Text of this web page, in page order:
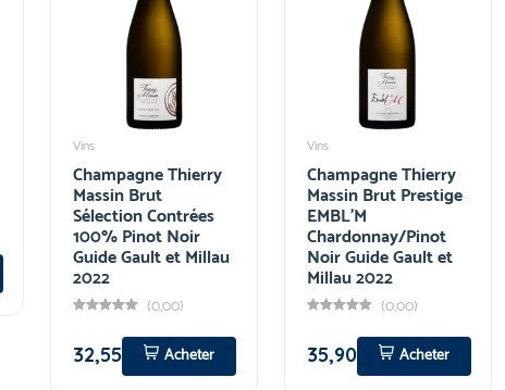
Vins
Champagne Thierry
Massin Brut
Sélection Contrées
100% Pinot Noir
Guide Gault et Millau
2022
(0,00)
32,55
Acheter
Vins
Champagne Thierry
Massin Brut Prestige
EMBL'M
Chardonnay/Pinot
Noir Guide Gault et
Millau 2022
(0,00)
35,90
Acheter